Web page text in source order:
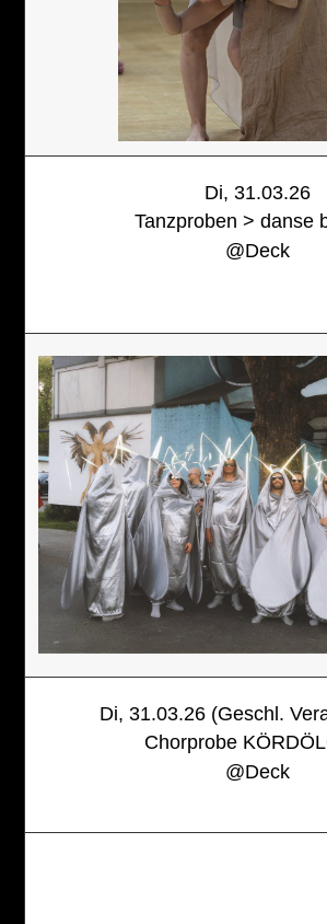
Di, 31.03.26
Tanzproben > danse
@Deck
Di, 31.03.26 (Geschl.
Chorprobe
@Deck